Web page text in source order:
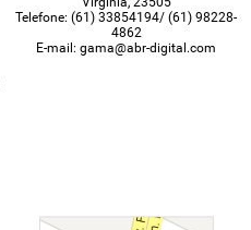
Telefone:(61) 33854194/ (61) 98228-
4862
E-mail: gama@abr-digital.com